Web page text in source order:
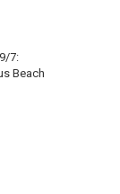
7:
Beach